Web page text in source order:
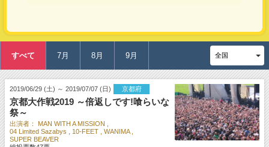
すべて 7月 8月 9月
2019/06/29 (土) ～ 2019/07/07 (日) 京都府
京都大作戦2019 ～倍返しです!喰らいな
祭～
出演者：
MAN WITH A MISSION
04 Limited Sazabys
10-FEET
WANIMA
SUPER BEAVER